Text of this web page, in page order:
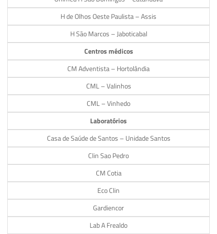
H de Olhos Oeste Paulista – Assis
H São Marcos – Jaboticabal
Centros médicos
CM Adventista – Hortolândia
CML – Valinhos
CML – Vinhedo
Laboratórios
Casa de Saúde de Santos – Unidade Santos
Clin Sao Pedro
CM Cotia
Eco Clin
Gardiencor
Lab A Frealdo